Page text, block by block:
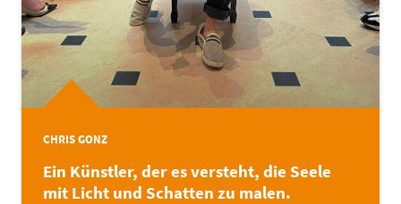
CHRIS GONZ
Ein Künstler, der es versteht, die Seele
mit Licht und Schatten zu malen.